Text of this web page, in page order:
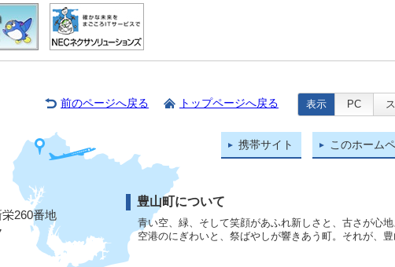
前のページへ戻る トップページへ戻る 表示 PC
携帯サイト このホーム
260番地
豊山町について
青い空、緑、そして笑顔があふれ新しさと、古さが心地
空港のにぎわいと、祭ばやしが響きあう町。それが、豊